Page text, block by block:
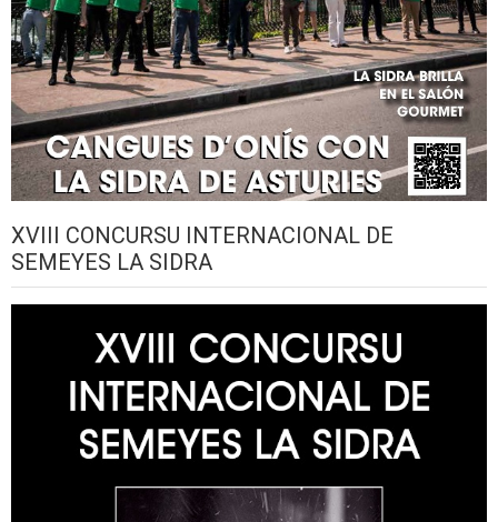
XVIII CONCURSU INTERNACIONAL DE
SEMEYES LA SIDRA